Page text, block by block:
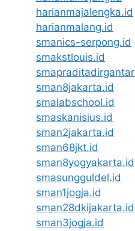
harianmajalengka.id
harianmalang.id
smanics-serpong.id
smakstlouis.id
sman8jakarta.id
smalabschool.id
smaskanisius.id
sman2jakarta.id
sman68jkt.id
sman8yogyakarta.id
smasungguldel.id
sman1jogja.id
sman28dkijakarta.id
sman3jogja.id